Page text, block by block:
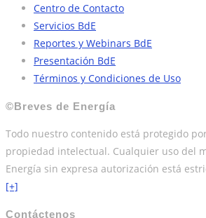
Centro de Contacto
Servicios BdE
Reportes y Webinars BdE
Presentación BdE
Términos y Condiciones de Uso
©Breves de Energía
Todo nuestro contenido está protegido
propiedad intelectual. Cualquier uso del
Energía sin expresa autorización está
[+]
Contáctenos